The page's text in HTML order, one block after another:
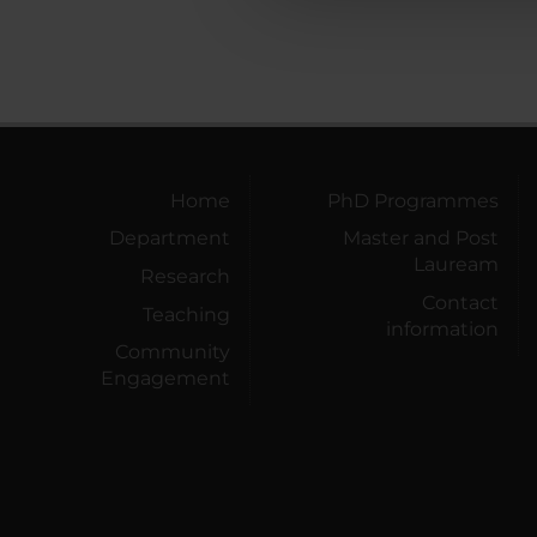
Home
Department
Research
Teaching
Community
Engagement
PhD Programmes
Master and Post
Lauream
Contact
information